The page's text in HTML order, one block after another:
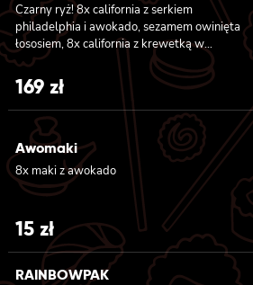
Czarny ryż! 8x california z serkiem
philadelphia i awokado, sezamem owinięta
łososiem, 8x california z krewetką w
tempurze, ogórkiem i majonezem lekko
pikantnym, masago i sezamem owinięta
łososiem, 12x futomaki z łososiem
pieczonym, serkiem philadelphia, sosem
teriyaki, sezamem, awokado, ogórkiem i
kanpyo 8x california z łososiem i awokado,
serkiem philadelphia, masago, sezam, 8x
hosomaki z łososiem
169 zł
Awomaki
8x maki z awokado
15 zł
RAINBOWPAK